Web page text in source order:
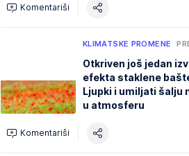
Komentariši
KLIMATSKE PROMENE
Otkriven još jedan
efekta staklene
Ljupki i umiljati šalju
u atmosferu
Komentariši